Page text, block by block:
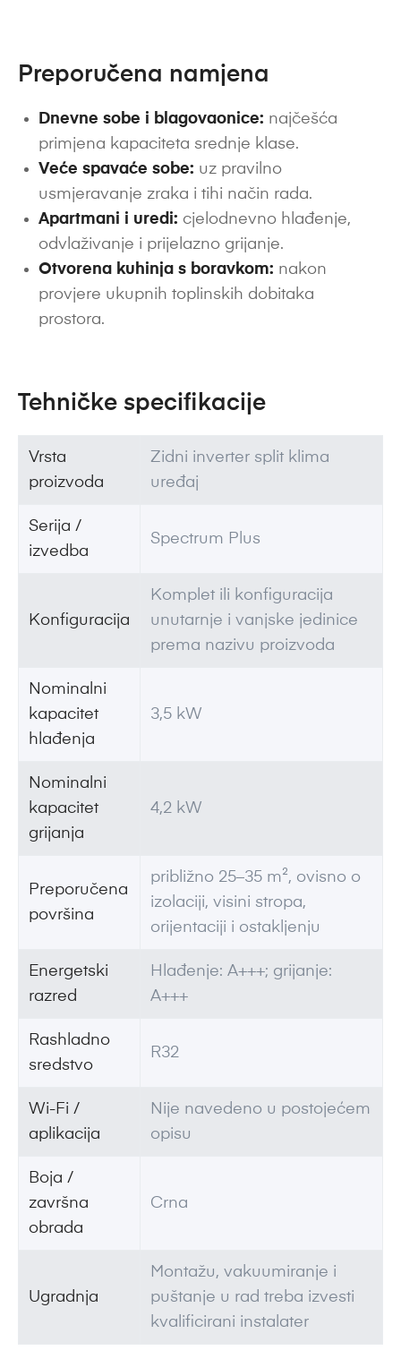
Preporučena namjena
Dnevne sobe i blagovaonice: najčešća
primjena kapaciteta srednje klase.
Veće spavaće sobe: uz pravilno
usmjeravanje zraka i tihi način rada.
Apartmani i uredi: cjelodnevno hlađenje,
odvlaživanje i prijelazno grijanje.
Otvorena kuhinja s boravkom: nakon
provjere ukupnih toplinskih dobitaka
prostora.
Tehničke specifikacije
Vrsta
proizvoda
Zidni inverter split klima
uređaj
Serija /
izvedba
Spectrum Plus
Konfiguracija
Komplet ili konfiguracija
unutarnje i vanjske jedinice
prema nazivu proizvoda
Nominalni
kapacitet
hlađenja
3,5 kW
Nominalni
kapacitet
grijanja
4,2 kW
Preporučena
površina
približno 25–35 m², ovisno o
izolaciji, visini stropa,
orijentaciji i ostakljenju
Energetski
razred
Hlađenje: A+++; grijanje:
A+++
Rashladno
sredstvo
R32
Wi-Fi /
aplikacija
Nije navedeno u postojećem
opisu
Boja /
završna
obrada
Crna
Ugradnja
Montažu, vakuumiranje i
puštanje u rad treba izvesti
kvalificirani instalater